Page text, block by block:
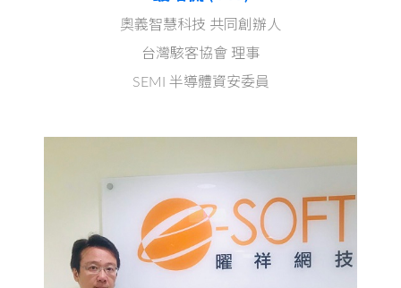
奧義智慧科技 共同創辦人
台灣駭客協會 理事
SEMI 半導體資安委員